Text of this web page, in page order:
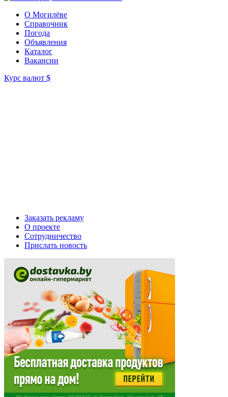
О Могилёве
Справочник
Погода
Объявления
Каталог
Вакансии
Курс валют $
Заказать рекламу
О проекте
Сотрудничество
Прислать новость